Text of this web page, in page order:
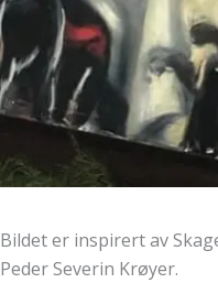
Bildet er inspirert av
Peder Severin Krøyer.